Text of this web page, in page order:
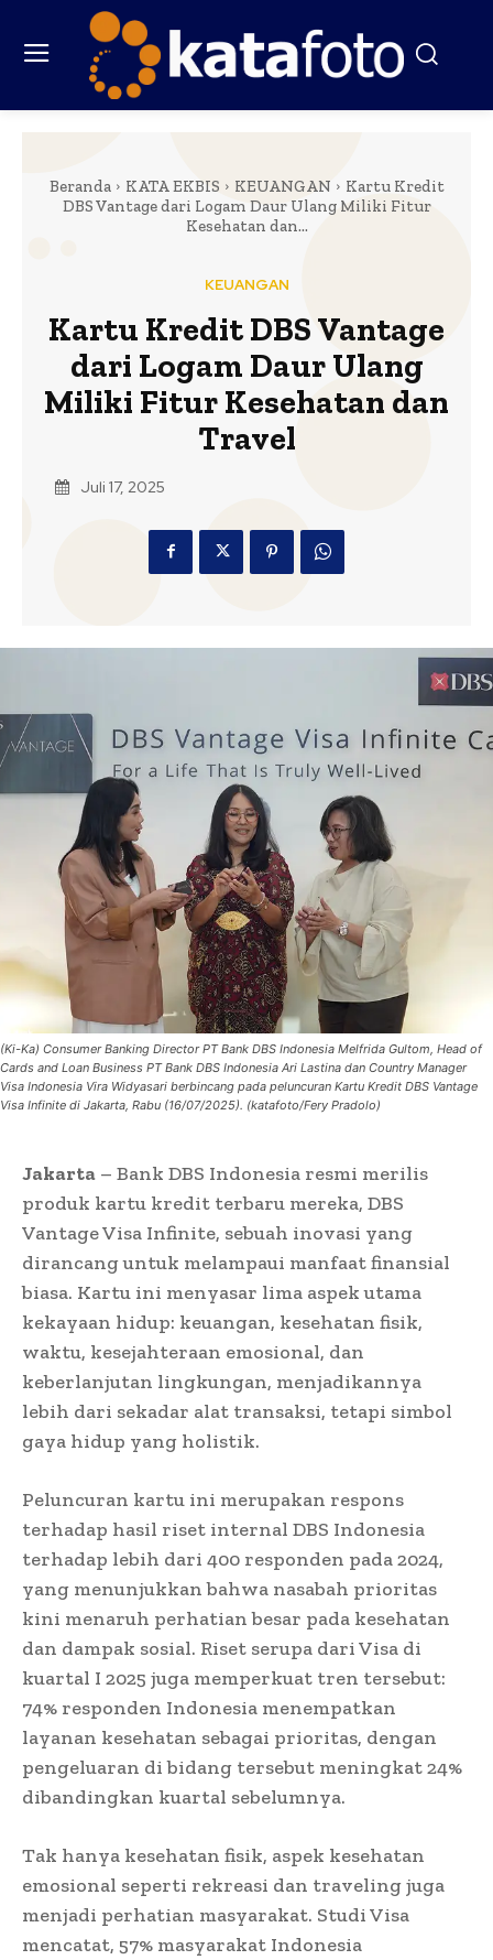
Beranda KATA EKBIS KEUANGAN
Kartu Kredit
DBS Vantage dari Logam Daur Ulang Miliki Fitur
Kesehatan dan...
KEUANGAN
Kartu Kredit DBS Vantage
dari Logam Daur Ulang
Miliki Fitur Kesehatan dan
Travel
Juli 17, 2025
(Ki-Ka) Consumer Banking Director PT Bank DBS Indonesia Melfrida Gultom, Head of
Cards and Loan Business PT Bank DBS Indonesia Ari Lastina dan Country Manager
Visa Indonesia Vira Widyasari berbincang pada peluncuran Kartu Kredit DBS Vantage
Visa Infinite di Jakarta, Rabu (16/07/2025). (katafoto/Fery Pradolo)
Jakarta – Bank DBS Indonesia resmi merilis
produk kartu kredit terbaru mereka, DBS
Vantage Visa Infinite, sebuah inovasi yang
dirancang untuk melampaui manfaat finansial
biasa. Kartu ini menyasar lima aspek utama
kekayaan hidup: keuangan, kesehatan fisik,
waktu, kesejahteraan emosional, dan
keberlanjutan lingkungan, menjadikannya
lebih dari sekadar alat transaksi, tetapi simbol
gaya hidup yang holistik.
Peluncuran kartu ini merupakan respons
terhadap hasil riset internal DBS Indonesia
terhadap lebih dari 400 responden pada 2024,
yang menunjukkan bahwa nasabah prioritas
kini menaruh perhatian besar pada kesehatan
dan dampak sosial. Riset serupa dari Visa di
kuartal I 2025 juga memperkuat tren tersebut:
74% responden Indonesia menempatkan
layanan kesehatan sebagai prioritas, dengan
pengeluaran di bidang tersebut meningkat 24%
dibandingkan kuartal sebelumnya.
Tak hanya kesehatan fisik, aspek kesehatan
emosional seperti rekreasi dan traveling juga
menjadi perhatian masyarakat. Studi Visa
mencatat, 57% masyarakat Indonesia